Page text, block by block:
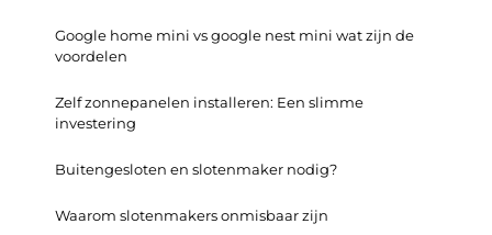
Google home mini vs google nest mini wat zijn de
voordelen
Zelf zonnepanelen installeren: Een slimme
investering
Buitengesloten en slotenmaker nodig?
Waarom slotenmakers onmisbaar zijn